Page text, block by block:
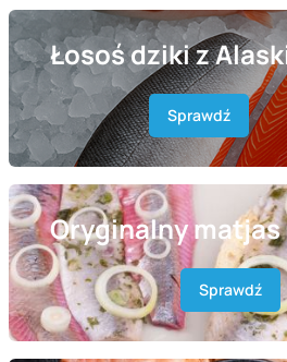
Łosoś dziki z
Sprawdź
Oryginalny
Sprawdź